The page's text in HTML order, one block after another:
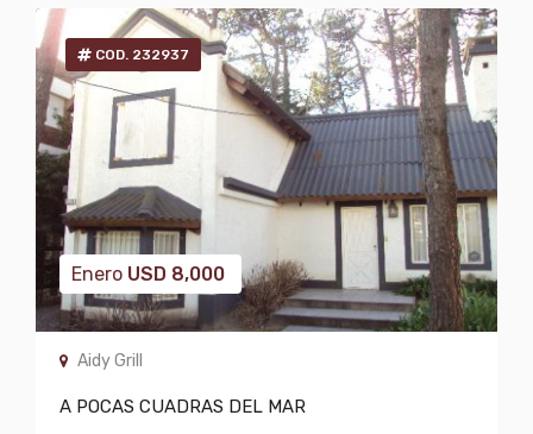
COD. 232937
Enero USD 8,000
Aidy Grill
A POCAS CUADRAS DEL MAR